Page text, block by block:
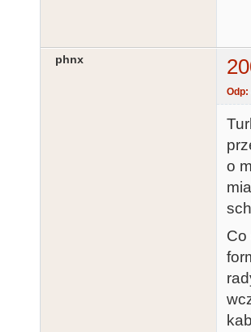
phnx
Odp:
o
Co